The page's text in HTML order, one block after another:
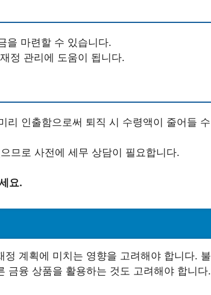
을 마련할 수 있습니다.
정 관리에 도움이 됩니다.
리 인출함으로써 퇴직 시 수령액이 줄어들 수
므로 사전에 세무 상담이 필요합니다.
요.
계획에 미치는 영향을 고려해야 합니다. 불
금융 상품을 활용하는 것도 고려해야 합니다.